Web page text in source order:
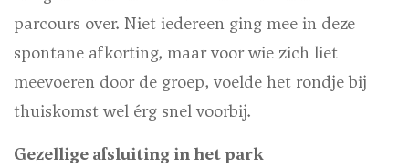
parcours over. Niet iedereen ging mee in deze
spontane afkorting, maar voor wie zich liet
meevoeren door de groep, voelde het rondje bij
thuiskomst wel érg snel voorbij.
Gezellige afsluiting in het park